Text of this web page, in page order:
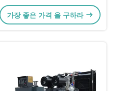
재, 가장 인기
가장 좋은 가격 을 구하라